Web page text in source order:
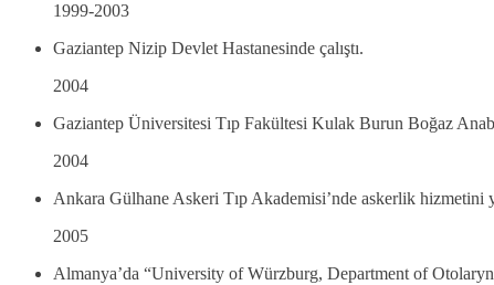
1999-2003
Gaziantep Nizip Devlet Hastanesinde çalıştı.
2004
Gaziantep Üniversitesi Tıp Fakültesi Kulak Burun Boğaz
2004
Ankara Gülhane Askeri Tıp Akademisi’nde askerlik hizmetini
2005
Almanya’da “University of Würzburg, Department of